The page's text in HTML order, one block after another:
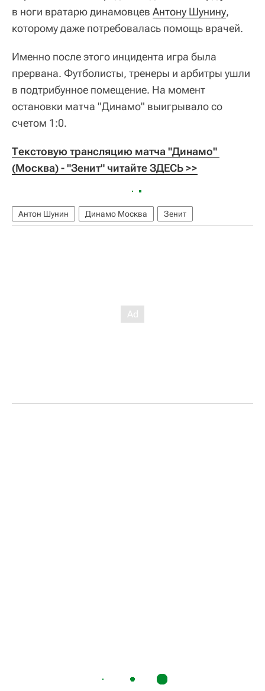
в ноги вратарю динамовцев Антону Шунину,
которому даже потребовалась помощь врачей.
Именно после этого инцидента игра была
прервана. Футболисты, тренеры и арбитры ушли
в подтрибунное помещение. На момент
остановки матча "Динамо" выигрывало со
счетом 1:0.
Текстовую трансляцию матча "Динамо"
(Москва) - "Зенит" читайте ЗДЕСЬ >>
Антон Шунин Динамо Москва Зенит